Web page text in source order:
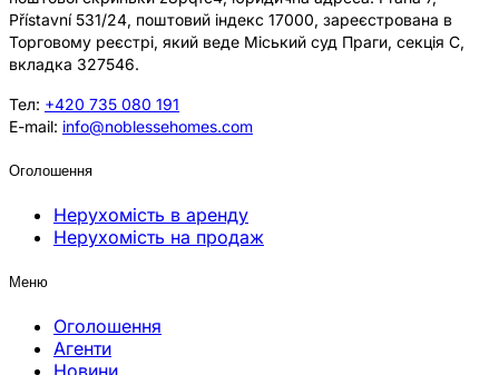
Přístavní 531/24, поштовий індекс 17000, зареєстрована в
Торговому реєстрі, який веде Міський суд Праги, секція C,
вкладка 327546.
Тел: +420 735 080 191
E-mail: info@noblessehomes.com
Оголошення
Нерухомість в аренду
Нерухомість на продаж
Меню
Оголошення
Агенти